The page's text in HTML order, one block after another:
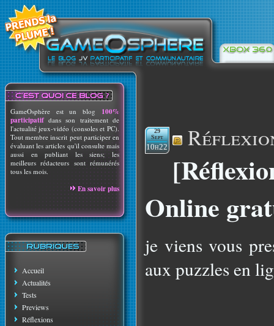
GameOsphère est un blog 100%
participatif dans son traitement de
l'actualité jeux-vidéo (consoles et PC).
Tout membre inscrit peut participer en
évaluant les articles qu'il consulte mais
aussi en publiant les siens; les
meilleurs rédacteurs sont rémunérés
tous les mois.
En savoir plus
Accueil
Actualités
Tests
Previews
Réflexions
29
Sept
10h22
Online
je viens vous
aux puzzles en